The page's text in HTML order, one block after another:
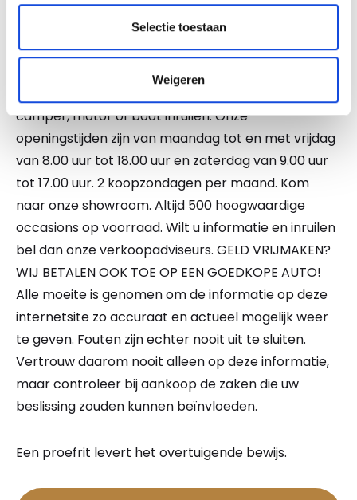
Selectie toestaan
Weigeren
koopt waar zorg aan besteed is. Wij bieden u de
mogelijkheid te kiezen uit 2 afleverpakketten. En
wel of geen inruil. Vraag naar de mogelijkheden!
NATIONALE AUTOPAS EN ONDERHOUDSHISTORIE
camper, motor of boot inruilen. Onze
openingstijden zijn van maandag tot en met vrijdag
van 8.00 uur tot 18.00 uur en zaterdag van 9.00 uur
tot 17.00 uur. 2 koopzondagen per maand. Kom
naar onze showroom. Altijd 500 hoogwaardige
occasions op voorraad. Wilt u informatie en inruilen
bel dan onze verkoopadviseurs. GELD VRIJMAKEN?
WIJ BETALEN OOK TOE OP EEN GOEDKOPE AUTO!
Alle moeite is genomen om de informatie op deze
internetsite zo accuraat en actueel mogelijk weer
te geven. Fouten zijn echter nooit uit te sluiten.
Vertrouw daarom nooit alleen op deze informatie,
maar controleer bij aankoop de zaken die uw
beslissing zouden kunnen beïnvloeden.
Een proefrit levert het overtuigende bewijs.